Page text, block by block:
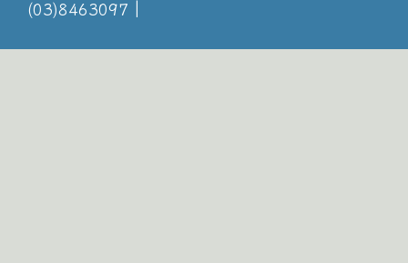
(03)8463097│